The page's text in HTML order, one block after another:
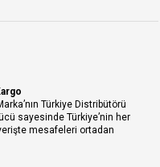
Türkiye Distribütörü
sayesinde Türkiye’nin her
mesafeleri ortadan